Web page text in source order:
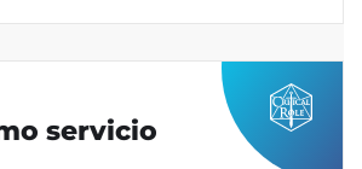
servicio